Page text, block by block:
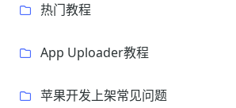
热门教程
App Uploader教程
苹果开发上架常见问题